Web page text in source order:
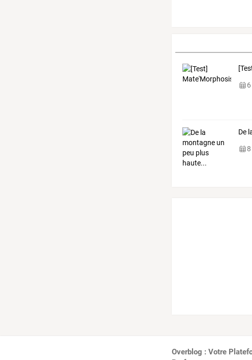
De
Overblog : Votre